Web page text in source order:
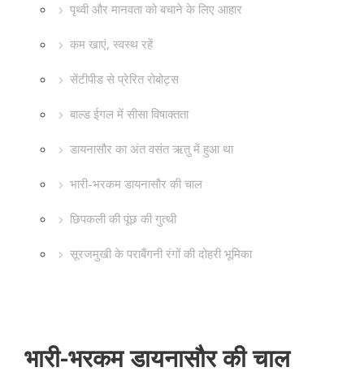
पृथ्वी और मानवता को बचाने के लिए आहार
कम खाएं, स्वस्थ रहें
सेंटीपीड से प्रेरित रोबोट्स
बाल्ड ईगल में सीसा विषाक्तता
डायनासौर का अंत वसंत ऋतु में हुआ था
भारी-भरकम डायनासौर की चाल
छिपकली की पूंछ की गुत्थी
सूरजमुखी के पराबैंगनी रंगों की दोहरी भूमिका
भारी-भरकम डायनासौर की चाल